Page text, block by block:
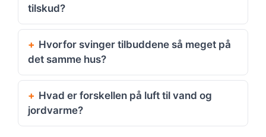
tilskud?
Hvorfor svinger tilbuddene så meget på
det samme hus?
Hvad er forskellen på luft til vand og
jordvarme?